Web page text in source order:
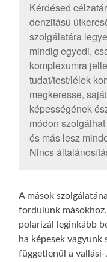
Kérdésed
denzitású
szolgálatára
mindig egyedi,
komplexumra
tudat/test/lélek
megkeresse,
képességének
módon
és más lesz
Nincs
A mások
fordulunk
polarizál leginkább
ha képesek
függetlenül a